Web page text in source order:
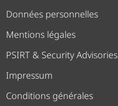
Données personnelles
Mentions légales
PSIRT & Security Advisories
Impressum
Conditions générales